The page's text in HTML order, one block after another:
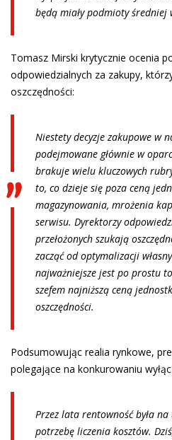
będą miały podmioty średniej
Tomasz Mirski krytycznie ocenia
odpowiedzialnych za zakupy,
oszczędności:
Niestety decyzje zakupowe w
podejmowane głównie w
brakuje wielu kluczowych
to, co dzieje się poza ceną
magazynowania, mrożenia
serwisu. Dyrektorzy
przełożonych szukają
zacząć od optymalizacji
najważniejsze jest po prostu
szefem najniższą ceną
oszczędności.
Podsumowując realia rynkowe,
polegające na konkurowaniu
Przez lata rentowność była na
potrzebę liczenia kosztów.